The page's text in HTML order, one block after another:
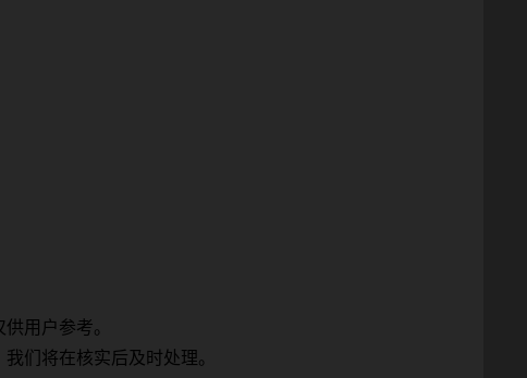
用户参考。
们将在核实后及时处理。